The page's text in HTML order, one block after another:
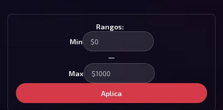
Rangos:
Min
—
Max
Aplica